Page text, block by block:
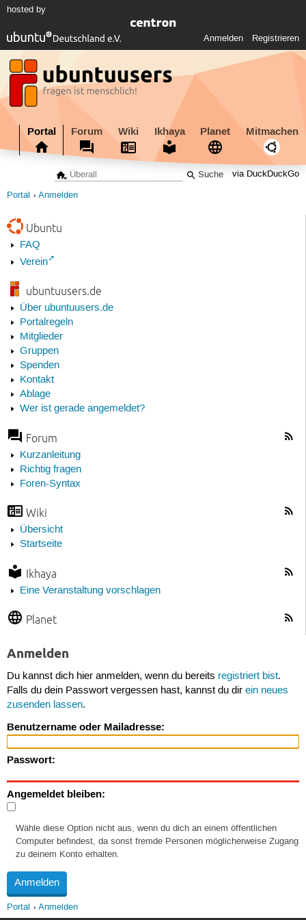
hosted by
Anmelden Registrieren
Portal Forum Wiki Ikhaya Planet Mitmachen
via DuckDuckGo
Portal Anmelden
Ubuntu
FAQ
Verein
ubuntuusers.de
Über ubuntuusers.de
Portalregeln
Mitglieder
Gruppen
Spenden
Kontakt
Ablage
Wer ist gerade angemeldet?
Forum
Kurzanleitung
Richtig fragen
Foren-Syntax
Wiki
Übersicht
Startseite
Ikhaya
Eine Veranstaltung vorschlagen
Planet
Anmelden
Du kannst dich hier anmelden, wenn du bereits registriert bist.
Falls du dein Passwort vergessen hast, kannst du dir ein neues
zusenden lassen.
Benutzername oder Mailadresse:
Passwort:
Angemeldet bleiben:
Wähle diese Option nicht aus, wenn du dich an einem öffentlichen
Computer befindest, da sonst fremde Personen möglicherweise Zugang
zu deinem Konto erhalten.
Portal Anmelden